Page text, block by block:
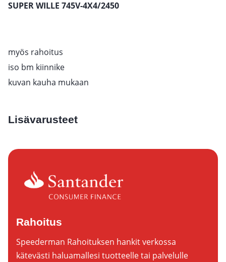
SUPER WILLE 745V-4X4/2450
myös rahoitus
iso bm kiinnike
kuvan kauha mukaan
Lisävarusteet
Rahoitus
Speederman Rahoituksen hankit verkossa
kätevästi haluamallesi tuotteelle tai palvelulle